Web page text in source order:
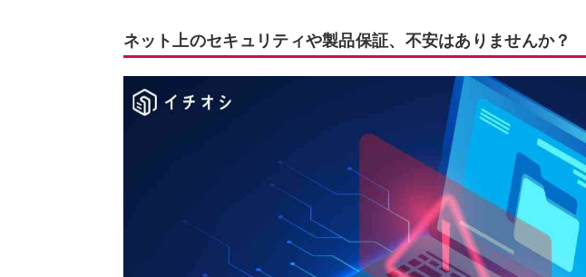
ネット上のセキュリティや製品保証、不安はありませんか？